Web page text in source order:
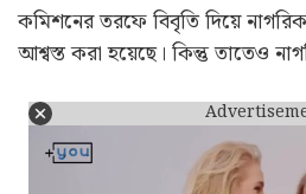
কমিশনের তরফে বিবৃতি দিয়ে
আশ্বস্ত করা হয়েছে। কিন্তু তাতেও